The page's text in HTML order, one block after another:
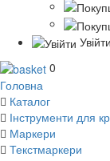
Увійти
0
Головна
Каталог
Інструменти для
Маркери
Текстмаркери